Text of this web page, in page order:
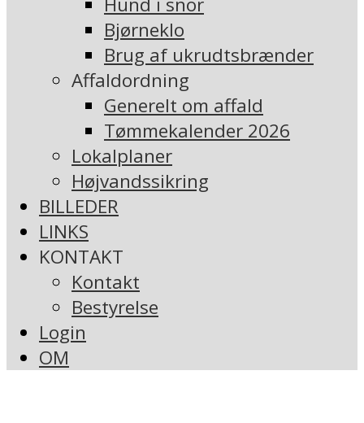
Bjørneklo
Brug af ukrudtsbrænder
Affaldordning
Generelt om affald
Tømmekalender 2026
Lokalplaner
Højvandssikring
BILLEDER
LINKS
KONTAKT
Kontakt
Bestyrelse
Login
OM